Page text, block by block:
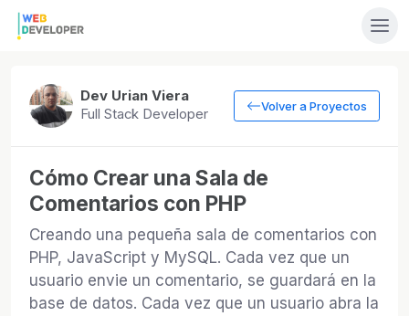
Dev Urian Viera
Full Stack Developer
Volver a Proyectos
Cómo Crear una Sala de
Comentarios con PHP
Creando una pequeña sala de comentarios con
PHP, JavaScript y MySQL. Cada vez que un
usuario envie un comentario, se guardará en la
base de datos. Cada vez que un usuario abra la